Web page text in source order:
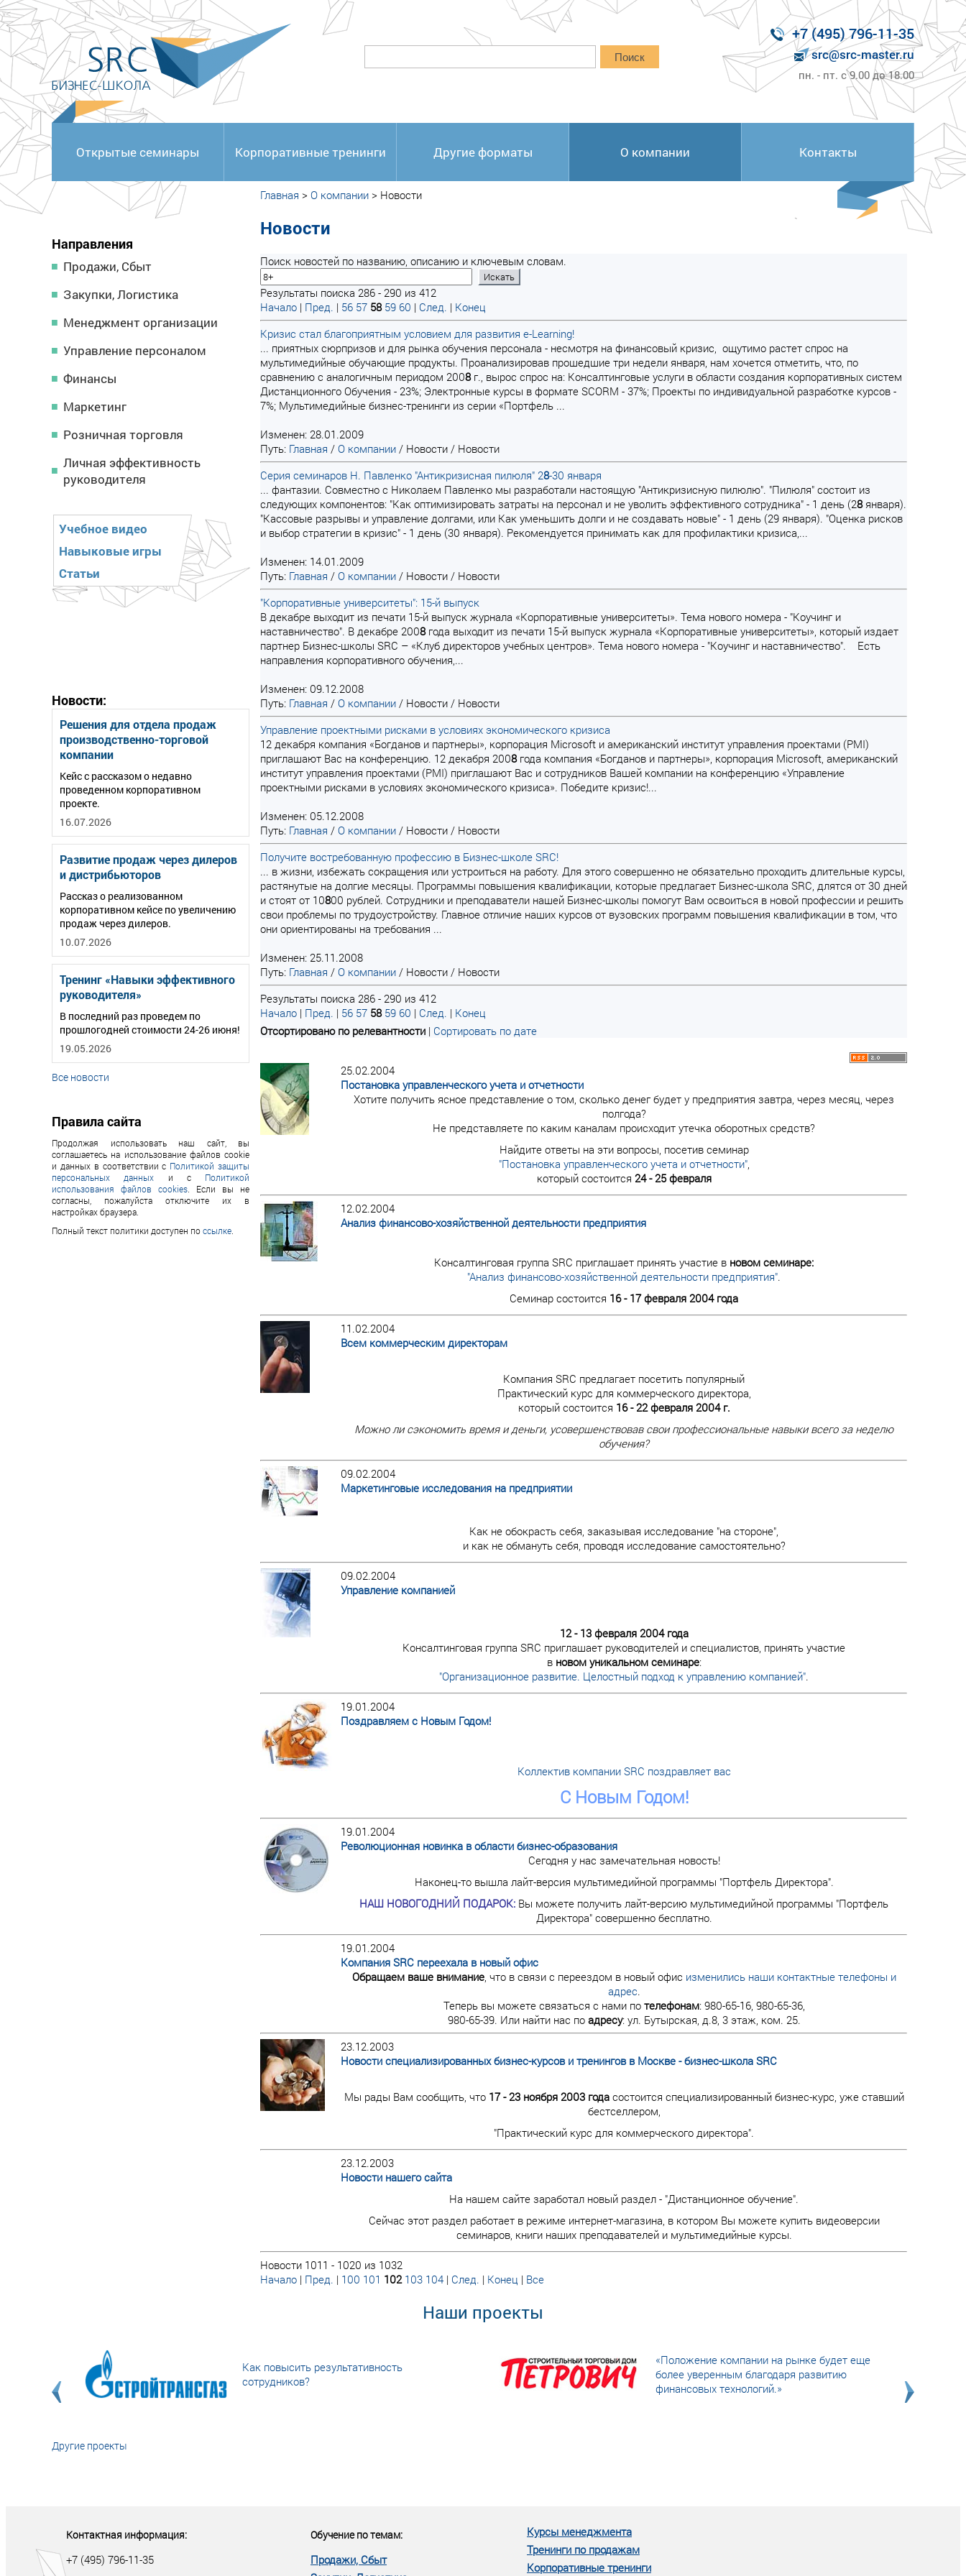
<
Поиск
+7 (495) 796-11-35
src@src-master.ru
пн. - пт. с 9.00 до 18.00
Открытые семинары Корпоративные тренинги Другие форматы О компании Контакты
Направления
Продажи, Сбыт
Закупки, Логистика
Менеджмент организации
Управление персоналом
Финансы
Маркетинг
Розничная торговля
Личная эффективность
руководителя
Учебное видео
Навыковые игры
Статьи
Новости:
Решения для отдела продаж
производственно-торговой
компании
Кейс с рассказом о недавно
проведенном корпоративном
проекте.
16.07.2026
Развитие продаж через дилеров
и дистрибьюторов
Рассказ о реализованном
корпоративном кейсе по увеличению
продаж через дилеров.
10.07.2026
Тренинг «Навыки эффективного
руководителя»
В последний раз проведем по
прошлогодней стоимости 24-26 июня!
19.05.2026
Все новости
Правила сайта
Продолжая использовать наш сайт, вы
соглашаетесь на использование файлов cookie
и данных в соответствии с Политикой защиты
персональных данных и с Политикой
использования файлов cookies . Если вы не
согласны, пожалуйста отключите их в
настройках браузера.
Полный текст политики доступен поссылке
Главная > О компании > Новости
Новости
Поиск новостей по названию, описанию и ключевым словам.
Результаты поиска 286 - 290 из 412
Начало | Пред. | 56 57 58 59 60 | След. | Конец
Кризис стал благоприятным условием для развития e-Learning!
... приятных сюрпризов и для рынка обучения персонала - несмотря на финансовый кризис, ощутимо растет спрос на
мультимедийные обучающие продукты. Проанализировав прошедшие три недели января, нам хочется отметить, что, по
сравнению с аналогичным периодом 2008г., вырос спрос на: Консалтинговые услуги в области создания корпоративных систем
Дистанционного Обучения - 23%; Электронные курсы в формате SCORM - 37%; Проекты по индивидуальной разработке курсов -
7%; Мультимедийные бизнес-тренинги из серии «Портфель ...
Изменен: 28.01.2009
Путь: Главная / О компании / Новости / Новости
Серия семинаров Н. Павленко "Антикризисная пилюля" 28-30 января
... фантазии. Совместно с Николаем Павленко мы разработали настоящую "Антикризисную пилюлю". "Пилюля" состоит из
следующих компонентов: "Как оптимизировать затраты на персонал и не уволить эффективного сотрудника" - 1 день (28января).
"Кассовые разрывы и управление долгами, или Как уменьшить долги и не создавать новые" - 1 день (29 января). "Оценка рисков
и выбор стратегии в кризис" - 1 день (30 января). Рекомендуется принимать как для профилактики кризиса,...
Изменен: 14.01.2009
Путь: Главная / О компании / Новости / Новости
"Корпоративные университеты": 15-й выпуск
В декабре выходит из печати 15-й выпуск журнала «Корпоративные университеты». Тема нового номера - "Коучинг и
наставничество". В декабре 2008года выходит из печати 15-й выпуск журнала «Корпоративные университеты», который издает
партнер Бизнес-школы SRC – «Клуб директоров учебных центров». Тема нового номера - "Коучинг и наставничество". Есть
направления корпоративного обучения,...
Изменен: 09.12.2008
Путь: Главная / О компании / Новости / Новости
Управление проектными рисками в условиях экономического кризиса
12 декабря компания «Богданов и партнеры», корпорация Microsoft и американский институт управления проектами (PMI)
приглашают Вас на конференцию. 12 декабря 2008года компания «Богданов и партнеры», корпорация Microsoft, американский
институт управления проектами (PMI) приглашают Вас и сотрудников Вашей компании на конференцию «Управление
проектными рисками в условиях экономического кризиса». Победите кризис!...
Изменен: 05.12.2008
Путь: Главная / О компании / Новости / Новости
Получите востребованную профессию в Бизнес-школе SRC!
... в жизни, избежать сокращения или устроиться на работу. Для этого совершенно не обязательно проходить длительные курсы,
растянутые на долгие месяцы. Программы повышения квалификации, которые предлагает Бизнес-школа SRC, длятся от 30 дней
и стоят от 10800 рублей. Сотрудники и преподаватели нашей Бизнес-школы помогут Вам освоиться в новой профессии и решить
свои проблемы по трудоустройству. Главное отличие наших курсов от вузовских программ повышения квалификации в том, что
они ориентированы на требования ...
Изменен: 25.11.2008
Путь: Главная / О компании / Новости / Новости
Результаты поиска 286 - 290 из 412
Начало | Пред. | 56 57 58 59 60 | След. | Конец
Отсортировано по релевантности | Сортировать по дате
25.02.2004
Постановка управленческого учета и отчетности
Хотите получить ясное представление о том, сколько денег будет у предприятия завтра, через месяц, через
полгода?
Не представляете по каким каналам происходит утечка оборотных средств?
Найдите ответы на эти вопросы, посетив семинар
"Постановка управленческого учета и отчетности",
который состоится 24 - 25 февраля
12.02.2004
Анализ финансово-хозяйственной деятельности предприятия
Консалтинговая группа SRC приглашает принять участие в новом семинаре:
"Анализ финансово-хозяйственной деятельности предприятия".
Семинар состоится 16 - 17 февраля 2004 года
11.02.2004
Всем коммерческим директорам
Компания SRC предлагает посетить популярный
Практический курс для коммерческого директора,
который состоится 16 - 22 февраля 2004 г.
Можно ли сэкономить время и деньги, усовершенствовав свои профессиональные навыки всего за неделю
обучения?
09.02.2004
Маркетинговые исследования на предприятии
Как не обокрасть себя, заказывая исследование "на стороне",
и как не обмануть себя, проводя исследование самостоятельно?
09.02.2004
Управление компанией
12 - 13 февраля 2004 года
Консалтинговая группа SRC приглашает руководителей и специалистов, принять участие
в новом уникальном семинаре:
"Организационное развитие. Целостный подход к управлению компанией".
19.01.2004
Поздравляем с Новым Годом!
Коллектив компании SRC поздравляет вас
С Новым Годом!
19.01.2004
Революционная новинка в области бизнес-образования
Сегодня у нас замечательная новость!
Наконец-то вышла лайт-версия мультимедийной программы "Портфель Директора".
НАШ НОВОГОДНИЙ ПОДАРОК: Вы можете получить лайт-версию мультимедийной программы "Портфель
Директора" совершенно бесплатно.
19.01.2004
Компания SRC переехала в новый офис
Обращаем ваше внимание, что в связи с переездом в новый офис изменились наши контактные телефоны и
адрес.
Теперь вы можете связаться с нами по телефонам: 980-65-16, 980-65-36,
980-65-39. Или найти нас по адресу: ул. Бутырская, д.8, 3 этаж, ком. 25.
23.12.2003
Новости специализированных бизнес-курсов и тренингов в Москве - бизнес-школа SRC
Мы рады Вам сообщить, что 17 - 23 ноября 2003 годасостоится специализированный бизнес-курс, уже ставший
бестселлером,
"Практический курс для коммерческого директора".
23.12.2003
Новости нашего сайта
На нашем сайте заработал новый раздел - "Дистанционное обучение".
Сейчас этот раздел работает в режиме интернет-магазина, в котором Вы можете купить видеоверсии
семинаров, книги наших преподавателей и мультимедийные курсы.
Новости 1011 - 1020 из 1032
Начало | Пред. | 100 101 102 103 104 | След. | Конец | Все
Наши проекты
Как повысить результативность
сотрудников?
«Положение компании на рынке будет еще
более уверенным благодаря развитию
финансовых технологий.»
Другие проекты
Контактная информация:
+7 (495) 796-11-35
Обучение по темам:
Продажи, Сбыт
Курсы менеджмента
Тренинги по продажам
Корпоративные тренинги